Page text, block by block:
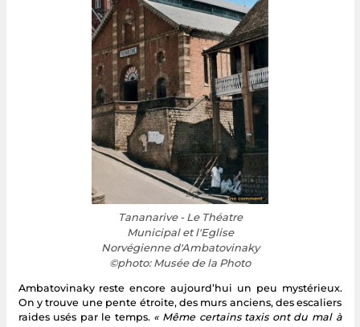
Tananarive - Le Théatre
Municipal et l'Eglise
Norvégienne d'Ambatovinaky
©photo: Musée de la Photo
Ambatovinaky reste encore aujourd’hui un peu mystérieux.
On y trouve une pente étroite, des murs anciens, des escaliers
raides usés par le temps. « Même certains taxis ont du mal à